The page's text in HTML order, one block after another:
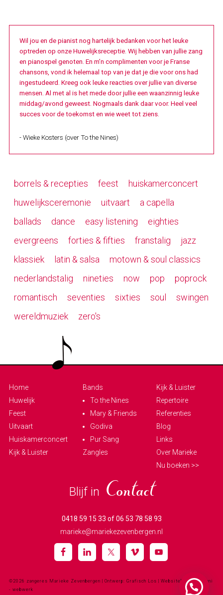
Wil jou en de pianist nog hartelijk bedanken voor het leuke
optreden op onzeHuwelijksreceptie. Wij hebben van jullie zang
en pianospel genoten. En m’n complimenten voor je Franse
chansons, vond ik helemaal top van je dat je die voor ons had
ingestudeerd. Kreeg ook leuke reacties over jullie van diverse
mensen. Al met al is het mede door jullie een waanzinnig leuke
middag/avond geweest. Nogmaals dank daar voor. Heel veel
succes voor de toekomst en wie weet tot ziens.
- Wieke Kosters (over To the Nines)
borrels & recepties feest
huiskamerconcert
huwelijksceremonie
uitvaart
a capella
ballads
dance easy listening
eighties
evergreens
forties & fifties franstalig
jazz
klassiek
latin & salsa
motown & soul classics
nederlandstalig
nineties now pop
poprock
romantisch
seventies sixties soul
swingen
wereldmuziek
zero's
Home
Huwelijk
Feest
Uitvaart
Huiskamerconcert
Kijk & Luister
Bands
To the Nines
Mary & Friends
Godiva
Pur Sang
Zangles
Kijk & Luister
Repertoire
Referenties
Blog
Links
Over Marieke
Nu boeken >>
Blijf in Contact
0418 59 15 33 of 06 53 78 58 93
marieke@mariekezevenbergen.nl
©2026 zangeres Marieke Zevenbergen | Ontwerp: Grafisch Los | Websitebouw:halfjuni
- webwerk